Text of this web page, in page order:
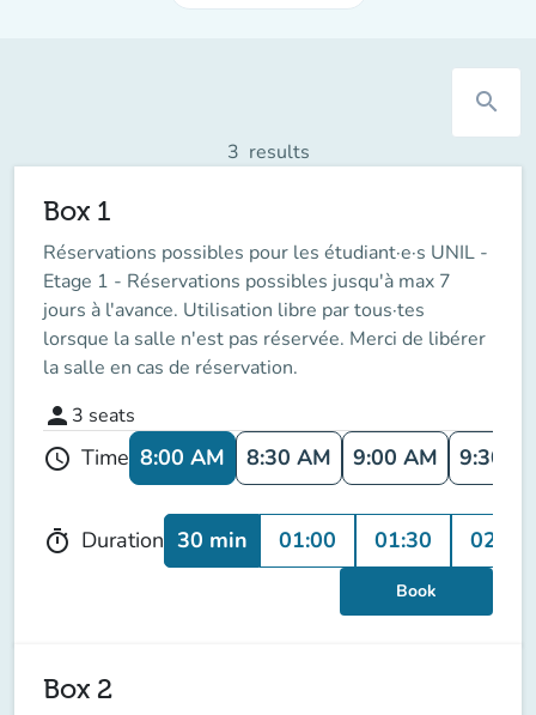
search
3 results
Box 1
Réservations possibles pour les étudiant·e·s UNIL -
Etage 1 - Réservations possibles jusqu'à max 7
jours à l'avance. Utilisation libre par tous·tes
lorsque la salle n'est pas réservée. Merci de libérer
la salle en cas de réservation.
person 3 seats
schedule Time 8:00 AM 8:30 AM 9:00 AM 9:30
timer Duration 30 min 01:00 01:30 02:00
Book
Box 2